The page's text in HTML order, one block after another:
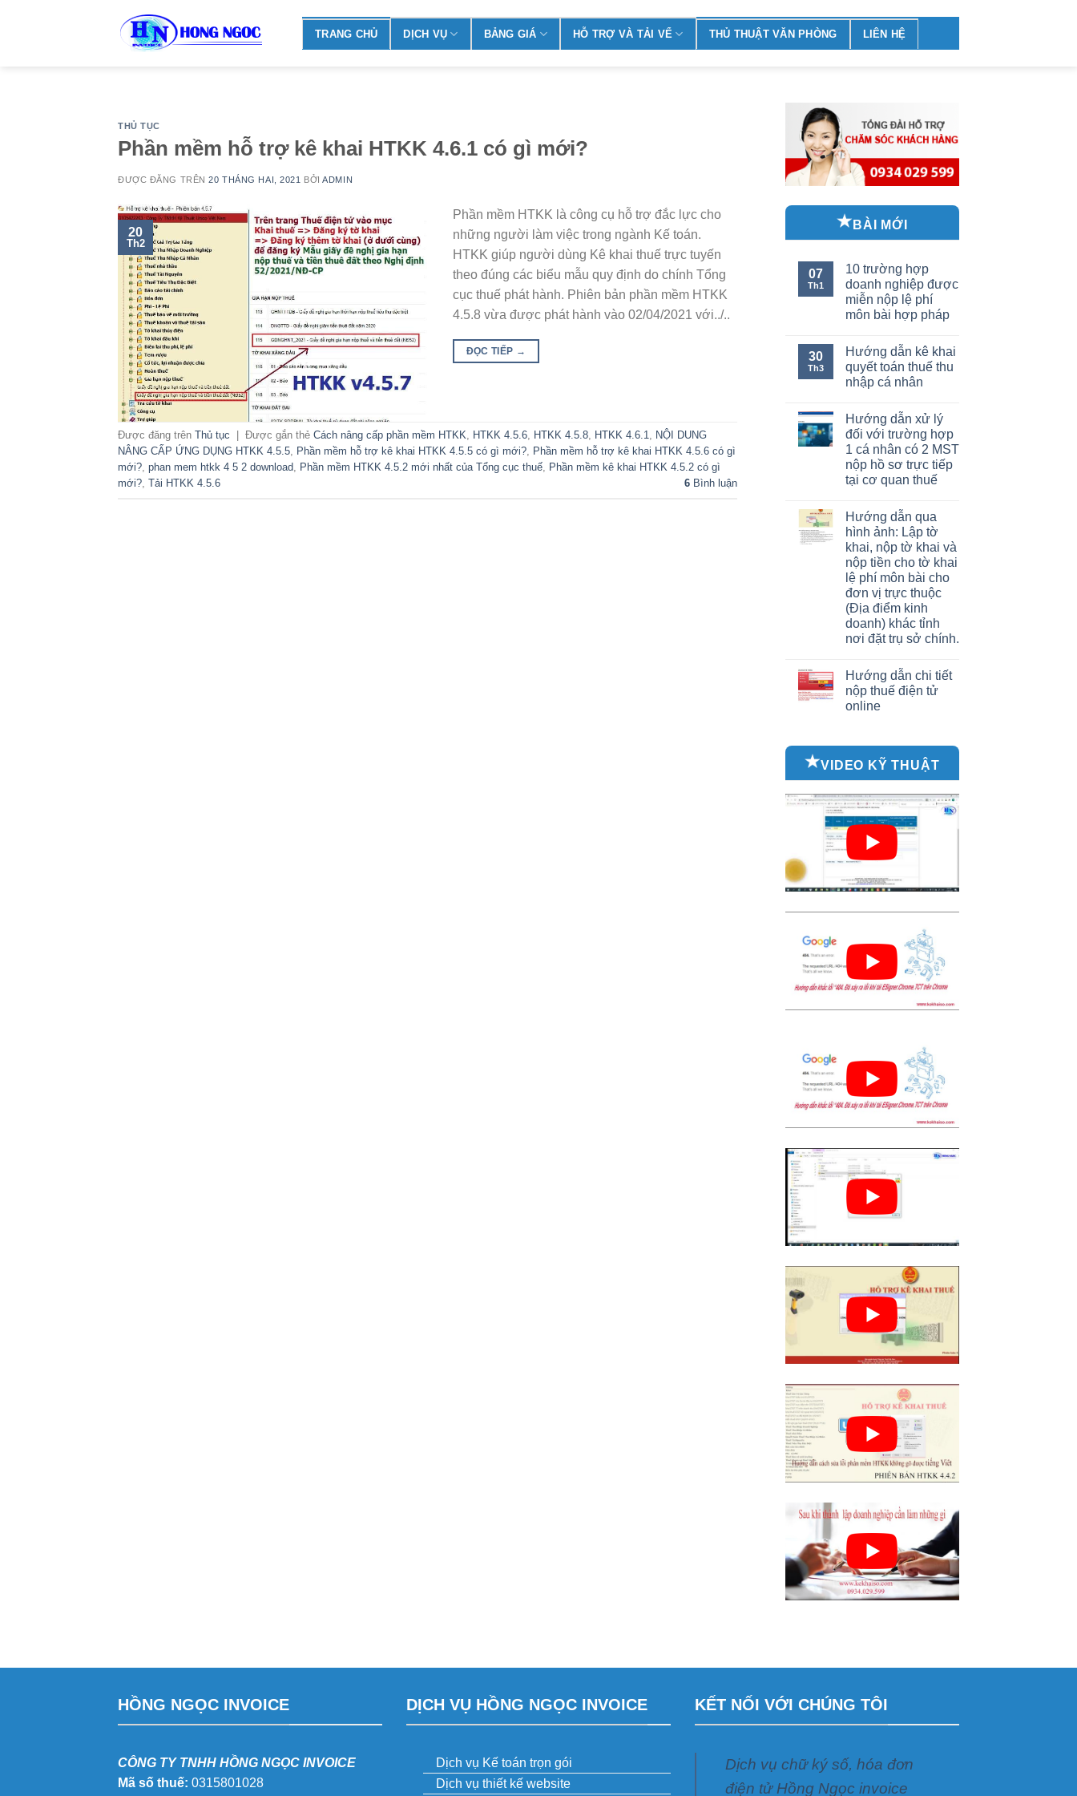
TRANG CHỦ DỊCH VỤ BẢNG GIÁ HỖ TRỢ VÀ TẢI VỂ THỦ THUẬT VĂN PHÒNG LIÊN HỆ
THỦ TỤC
Phần mềm hỗ trợ kê khai HTKK 4.6.1 có gì mới?
ĐƯỢC ĐĂNG TRÊN20 THÁNG HAI, 2021 BỞIADMIN
20
Th2
Phần mềm HTKK là công cụ hỗ trợ đắc lực cho
những người làm việc trong ngành Kế toán.
HTKK giúp người dùng Kê khai thuế trực tuyến
theo đúng các biểu mẫu quy định do chính Tổng
cục thuế phát hành. Phiên bản phần mềm HTKK
4.5.8 vừa được phát hành vào 02/04/2021 với../..
ĐỌC TIẾP →
Được đăng trên Thủ tục Được gắn thẻ Cách nâng cấp phần mềm HTKK, HTKK 4.5.6, HTKK 4.5.8, HTKK 4.6.1, NỘI DUNG
NÂNG CẤP ỨNG DỤNG HTKK 4.5.5, Phần mềm hỗ trợ kê khai HTKK 4.5.5 có gì mới?, Phần mềm hỗ trợ kê khai HTKK 4.5.6 có gì
mới?, phan mem htkk 4 5 2 download, Phần mềm HTKK 4.5.2 mới nhất của Tổng cục thuế, Phần mềm kê khai HTKK 4.5.2 có gì
mới?, Tải HTKK 4.5.6 6Bình luận
BÀI MỚI
07
Th1
10 trường hợp
doanh nghiệp được
miễn nộp lệ phí
môn bài hợp pháp
30
Th3
Hướng dẫn kê khai
quyết toán thuế thu
nhập cá nhân
Hướng dẫn xử lý
đối với trường hợp
1 cá nhân có 2 MST
nộp hồ sơ trực tiếp
tại cơ quan thuế
Hướng dẫn qua
hình ảnh: Lập tờ
khai, nộp tờ khai và
nộp tiền cho tờ khai
lệ phí môn bài cho
đơn vị trực thuộc
(Địa điểm kinh
doanh) khác tỉnh
nơi đặt trụ sở chính.
Hướng dẫn chi tiết
nộp thuế điện tử
online
VIDEO KỸ THUẬT
HỒNG NGỌC INVOICE
CÔNG TY TNHH HỒNG NGỌC INVOICE
Mã số thuế: 0315801028
DỊCH VỤ HỒNG NGỌC INVOICE
Dịch vụ Kế toán trọn gói
Dịch vụ thiết kế website
KẾT NỐI VỚI CHÚNG TÔI
Dịch vụ chữ ký số, hóa đơn
điện tử Hồng Ngọc invoice